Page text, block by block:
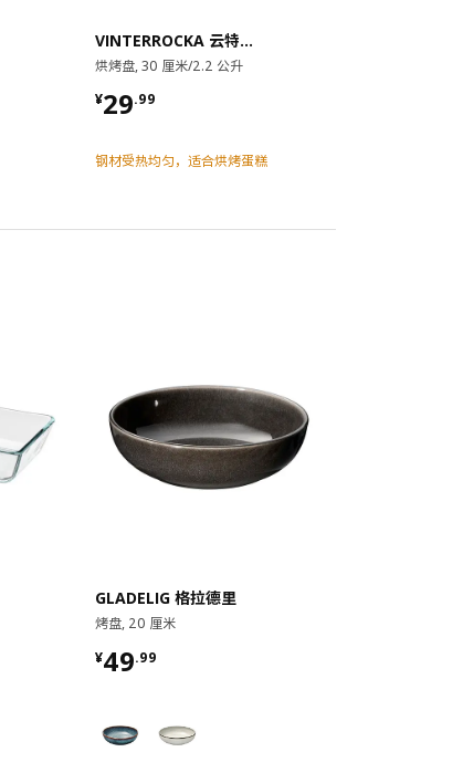
VINTERROCKA 云特洛卡
烘烤盘, 30 厘米/2.2 公升
¥29.99
¥ 29.99
钢材受热均匀，适合烘烤蛋糕
GLADELIG 格拉德里
烤盘, 20 厘米
¥49.99
¥ 49.99